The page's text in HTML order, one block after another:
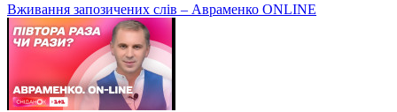
Вживання запозичених слів – Авраменко ONLINE